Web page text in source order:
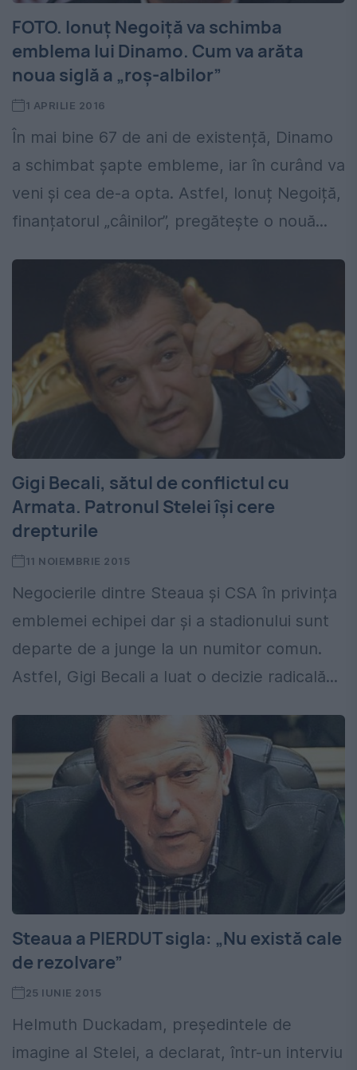
FOTO. Ionuț Negoiță va schimba
emblema lui Dinamo. Cum va arăta
noua siglă a „roș-albilor”
1 APRILIE 2016
În mai bine 67 de ani de existență, Dinamo
a schimbat șapte embleme, iar în curând va
veni și cea de-a opta. Astfel, Ionuț Negoiță,
finanțatorul „câinilor”, pregătește o nouă...
Gigi Becali, sătul de conflictul cu
Armata. Patronul Stelei își cere
drepturile
11 NOIEMBRIE 2015
Negocierile dintre Steaua și CSA în privința
emblemei echipei dar și a stadionului sunt
departe de a junge la un numitor comun.
Astfel, Gigi Becali a luat o decizie radicală...
Steaua a PIERDUT sigla: „Nu există cale
de rezolvare”
25 IUNIE 2015
Helmuth Duckadam, președintele de
imagine al Stelei, a declarat, într-un interviu